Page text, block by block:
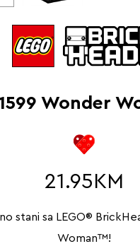
Wonder
21.95 KM
stani sa LEGO®
Woman™!